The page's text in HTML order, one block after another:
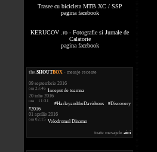
Trasee cu bicicleta MTB XC / SSP
pagina facebook
KERUCOV .ro - Fotografie si Jurnale de
Calatorie
pagina facebook
the.SHOUTBOX - mesaje recente
09 septembrie 2016
ora 23:46 Inceput de toamna
20 iulie 2016
ora 11:31
#HarleyandtheDavidsons #Discovery
#2016
01 aprilie 2016
ora 02:15 Velodromul Dinamo
toate mesajele aici